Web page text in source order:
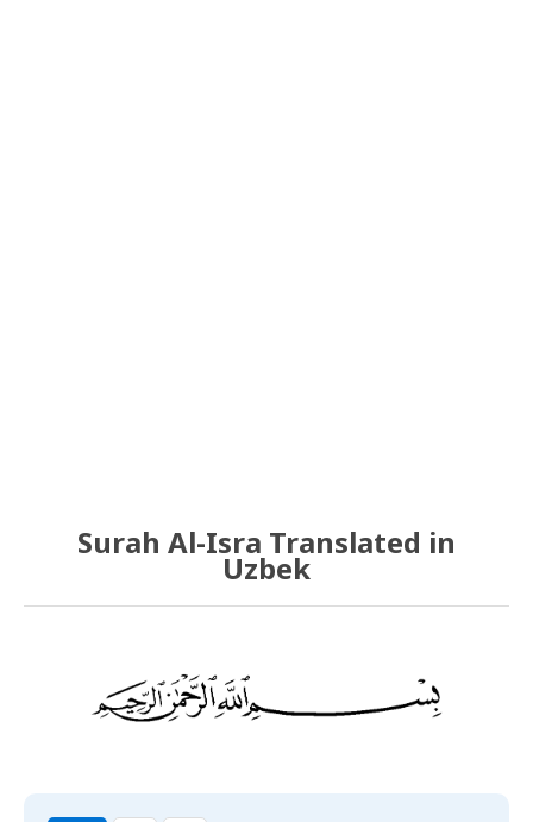
Surah Al-Isra Translated in
Uzbek